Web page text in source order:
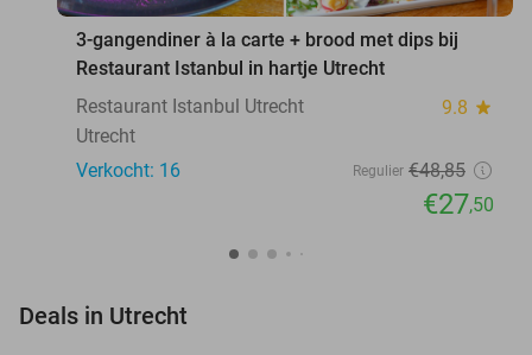
3-gangendiner à la carte + brood met dips bij
Restaurant Istanbul in hartje Utrecht
Restaurant Istanbul Utrecht
9.8 star
Utrecht
Verkocht: 16
Regulier €48,85
€27,50
Deals in Utrecht